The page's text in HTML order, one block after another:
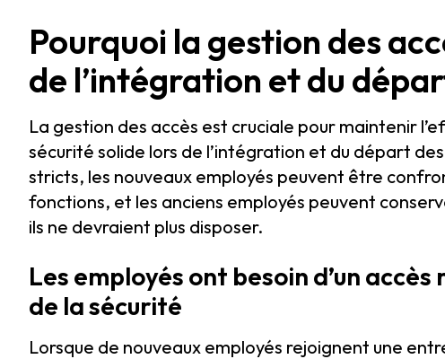
Pourquoi la gestion des
de l’intégration et du
La gestion des accès est cruciale pour maintenir
sécurité solide lors de l’intégration et du départ
stricts, les nouveaux employés peuvent être
fonctions, et les anciens employés peuvent
ils ne devraient plus disposer.
Les employés ont besoin d’un
de la sécurité
Lorsque de nouveaux employés rejoignent une